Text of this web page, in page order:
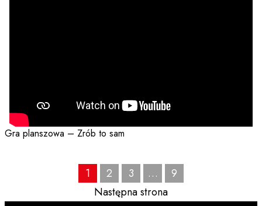
Gra planszowa – Zrób to sam
1 2 3 …
9
Następna strona